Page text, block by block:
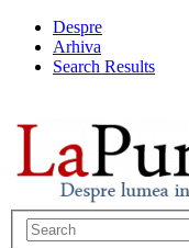
Despre
Arhiva
Search Results